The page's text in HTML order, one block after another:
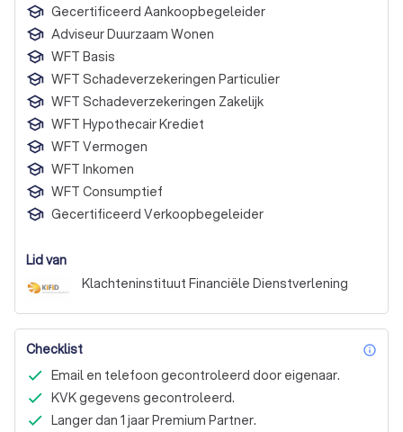
Gecertificeerd Aankoopbegeleider
Adviseur Duurzaam Wonen
WFT Basis
WFT Schadeverzekeringen Particulier
WFT Schadeverzekeringen Zakelijk
WFT Hypothecair Krediet
WFT Vermogen
WFT Inkomen
WFT Consumptief
Gecertificeerd Verkoopbegeleider
Lid van
Klachteninstituut Financiële Dienstverlening
Checklist
Email en telefoon gecontroleerd door eigenaar.
KVK gegevens gecontroleerd.
Langer dan 1 jaar Premium Partner.